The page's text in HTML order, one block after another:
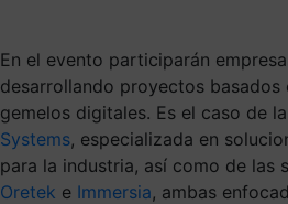
En el evento participarán
desarrollando proyectos basados
gemelos digitales. Es el caso de
Systems, especializada en
para la industria, así como de las
Oretek e Immersia, ambas